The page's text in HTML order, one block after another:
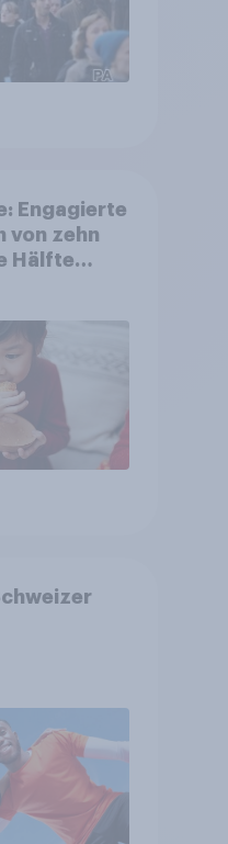
Engagierte
von zehn
Hälfte